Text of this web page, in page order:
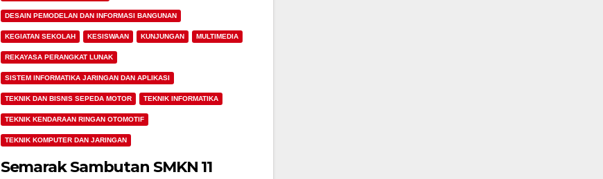
DESAIN PEMODELAN DAN INFORMASI BANGUNAN
KEGIATAN SEKOLAH KESISWAAN KUNJUNGAN MULTIMEDIA
REKAYASA PERANGKAT LUNAK
SISTEM INFORMATIKA JARINGAN DAN APLIKASI
TEKNIK DAN BISNIS SEPEDA MOTOR TEKNIK INFORMATIKA
TEKNIK KENDARAAN RINGAN OTOMOTIF
TEKNIK KOMPUTER DAN JARINGAN
Semarak Sambutan SMKN 11